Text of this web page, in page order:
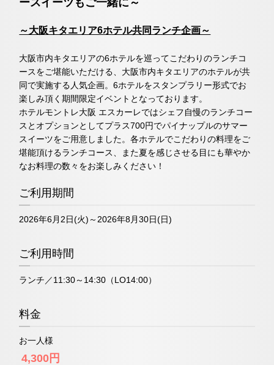
～大阪キタエリア6ホテル共同ランチ企画～
大阪市内キタエリアの6ホテルを巡ってこだわりのランチコ
ースをご堪能いただける、大阪市内キタエリアのホテルが共
同で実施する人気企画。6ホテルをスタンプラリー形式でお
楽しみ頂く期間限定イベントとなっております。
ホテルモントレ大阪 エスカーレではシェフ自慢のランチコー
スとオプションとしてプラス700円でパイナップルのサマー
スイーツをご用意しました。各ホテルでこだわりの料理をご
堪能頂けるランチコース、また夏を感じさせる目にも華やか
なお料理の数々をお楽しみください！
ご利用期間
2026年6月2日(火)～2026年8月30日(日)
ご利用時間
ランチ／11:30～14:30（LO14:00）
料金
お一人様
4,300円